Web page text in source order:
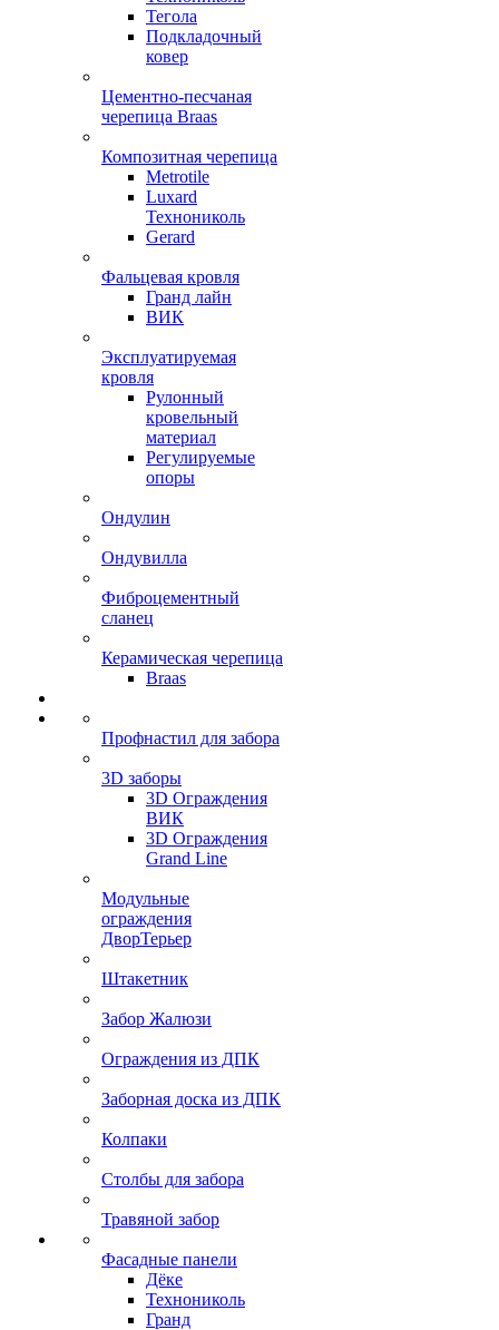
Тегола
Подкладочный
ковер
Цементно-песчаная
черепица Braas
Композитная черепица
Metrotile
Luxard
Технониколь
Gerard
Фальцевая кровля
Гранд лайн
ВИК
Эксплуатируемая
кровля
Рулонный
кровельный
материал
Регулируемые
опоры
Ондулин
Ондувилла
Фиброцементный
сланец
Керамическая черепица
Braas
Профнастил для забора
3D заборы
3D Ограждения
ВИК
3D Ограждения
Grand Line
Модульные
ограждения
ДворТерьер
Штакетник
Забор Жалюзи
Ограждения из ДПК
Заборная доска из ДПК
Колпаки
Столбы для забора
Травяной забор
Фасадные панели
Дёке
Технониколь
Гранд